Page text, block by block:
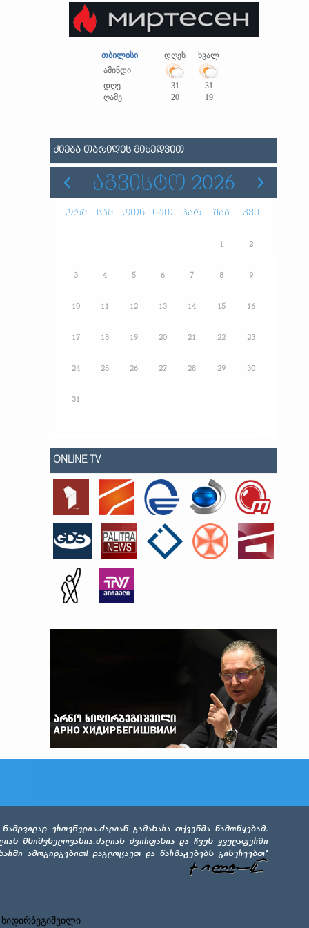
თბილისი დღეს
ხვალ
ამინდი
დღე
31
31
ღამე
20 19
ᲫᲘᲔᲑᲐ ᲗᲐᲠᲘᲦᲘᲡ ᲛᲘᲮᲔᲓᲕᲘᲗ
ᲐᲒᲕᲘᲡᲢᲝ 2026
ორშ სამ ოთხ ხუთ პარ შაბ კვი
1 2
3 4 5 6 7 8 9
10 11 12 13 14 15 16
17 18 19 20 21 22 23
24 25 26 27 28 29 30
31
ONLINE TV